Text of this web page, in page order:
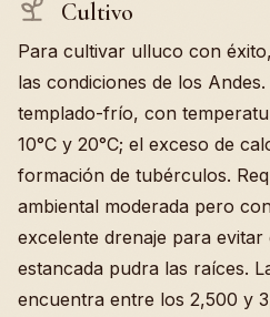
Cultivo
Para cultivar ulluco con
las condiciones de los Andes.
templado-frío, con
10°C y 20°C; el exceso de
formación de tubérculos.
ambiental moderada pero
excelente drenaje para evitar
estancada pudra las raíces.
encuentra entre los 2,500 y